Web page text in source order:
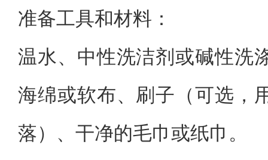
准备工具和材料：
温水、中性洗洁剂或碱性洗
海绵或软布、刷子（可选，
落）、干净的毛巾或纸巾。